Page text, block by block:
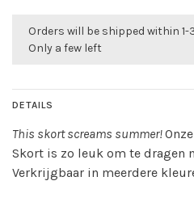
Orders will be shipped within
Only a few left
DETAILS
This skort screams summer!
Skort is zo leuk om te dragen
Verkrijgbaar in meerdere